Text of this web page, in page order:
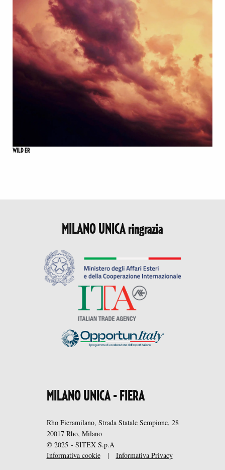
WILD ER
MILANO UNICA ringrazia
MILANO UNICA - FIERA
Rho Fieramilano, Strada Statale Sempione, 28
20017 Rho, Milano
© 2025 - SITEX S.p.A
Informativa cookie
| Informativa Privacy